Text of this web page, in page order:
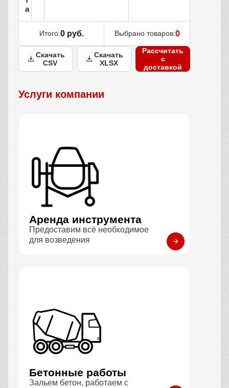
а
Итого:0 руб. Выбрано товаров:0
Скачать
CSV
Скачать
XLSX
Рассчитать
с
доставкой
Услуги компании
Аренда инструмента
Предоставим всё необходимое
для возведения
Бетонные работы
Зальем бетон, работаем с